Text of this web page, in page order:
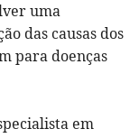
uma
das causas dos
para doenças
em